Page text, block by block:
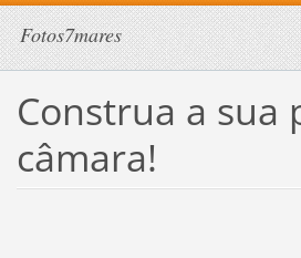
Fotos7mares
Construa a sua
câmara!